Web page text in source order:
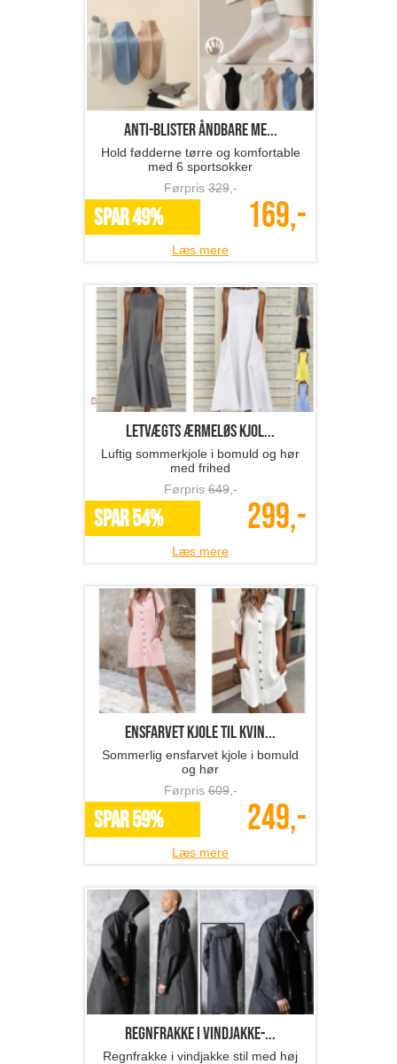
Anti-blister åndbare me...
Hold fødderne tørre og komfortable
med 6 sportsokker
Førpris329,-
SPAR 49% 169,-
Læs mere
Letvægts ærmeløs kjol...
Luftig sommerkjole i bomuld og hør
med frihed
Førpris649,-
SPAR 54% 299,-
Læs mere
ensfarvet kjole til kvin...
Sommerlig ensfarvet kjole i bomuld
og hør
Førpris609,-
SPAR 59% 249,-
Læs mere
regnfrakke i vindjakke-...
Regnfrakke i vindjakke stil med høj